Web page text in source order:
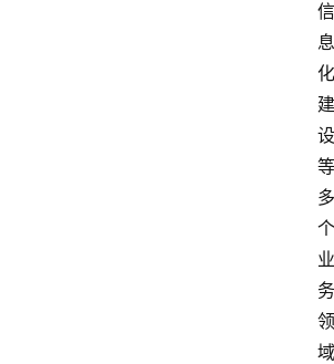
信
息
化
建
设
等
多
个
业
务
领
域